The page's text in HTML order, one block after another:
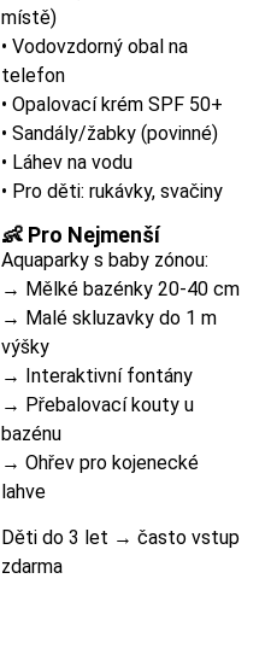
místě)
• Vodovzdorný obal na
telefon
• Opalovací krém SPF 50+
• Sandály/žabky (povinné)
• Láhev na vodu
• Pro děti: rukávky, svačiny
👶 Pro Nejmenší
Aquaparky s baby zónou:
→ Mělké bazénky 20-40 cm
→ Malé skluzavky do 1 m
výšky
→ Interaktivní fontány
→ Přebalovací kouty u
bazénu
→ Ohřev pro kojenecké
lahve
Děti do 3 let → často vstup
zdarma